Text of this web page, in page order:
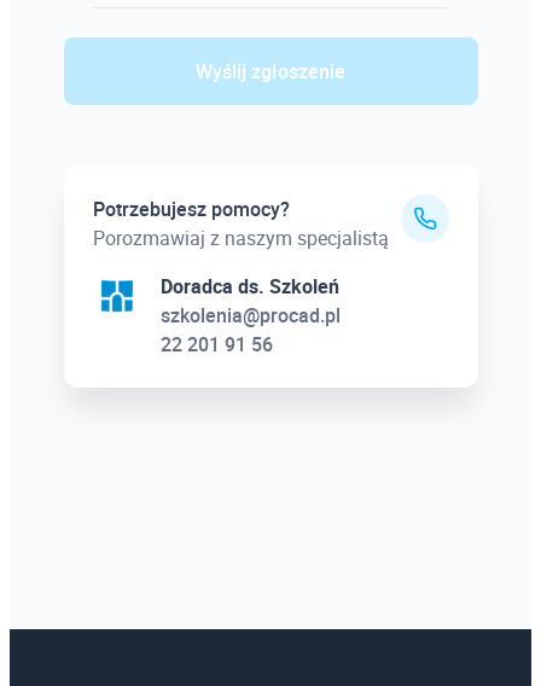
Wyślij zgłoszenie
Potrzebujesz pomocy?
Porozmawiaj z naszym specjalistą
Doradca ds. Szkoleń
szkolenia@procad.pl
22 201 91 56